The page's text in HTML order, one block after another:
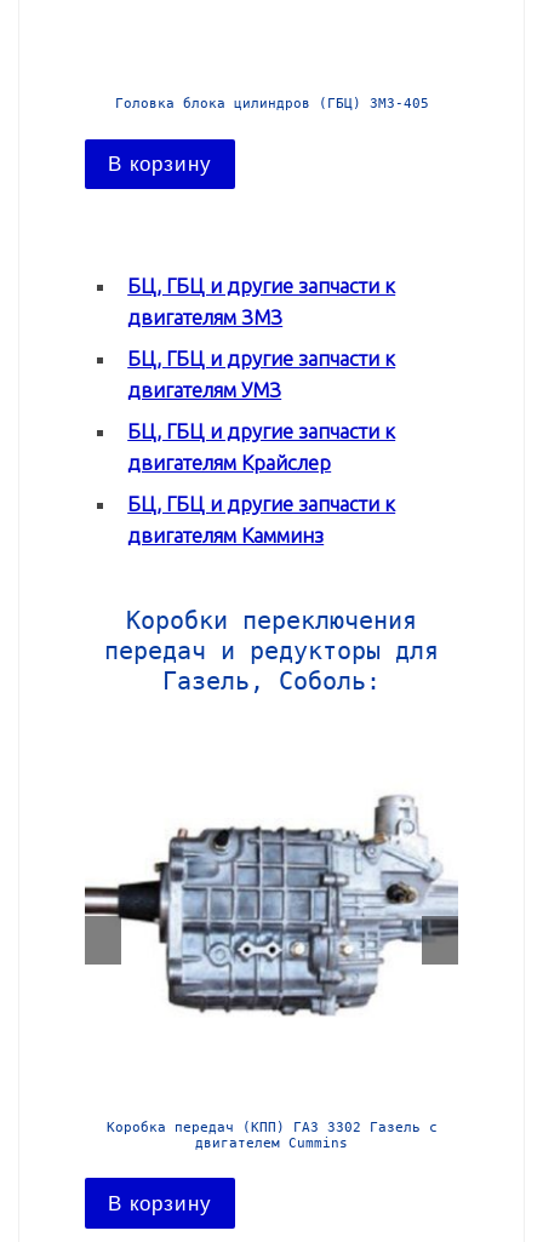
Головка блока цилиндров (ГБЦ) ЗМЗ-405
В корзину
БЦ, ГБЦ и другие запчасти к
двигателям ЗМЗ
БЦ, ГБЦ и другие запчасти к
двигателям УМЗ
БЦ, ГБЦ и другие запчасти к
двигателям Крайслер
БЦ, ГБЦ и другие запчасти к
двигателям Камминз
Коробки переключения
передач и редукторы для
Газель, Соболь:
Коробка передач (КПП) ГАЗ 3302 Газель с
двигателем Cummins
В корзину